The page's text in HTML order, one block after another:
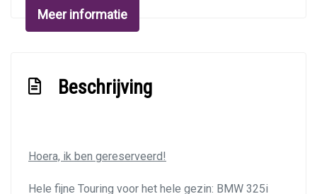
Metaalkleur
Mistlampen voor
Park distance control
Parkeersensor achter
Ruitensproeiers/wisserbladen verwarmbaar
Meer informatie
Beschrijving
Hoera, ik ben gereserveerd!
Hele fijne Touring voor het hele gezin: BMW 325i